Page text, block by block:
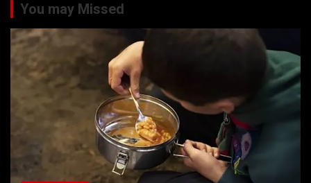
You may Missed